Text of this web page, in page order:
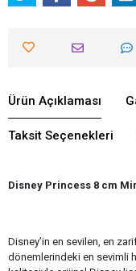
Ürün Açıklaması
Taksit Seçenekleri
Disney Princess 8 cm
Disney’in en sevilen, en
dönemlerindeki en sevimli